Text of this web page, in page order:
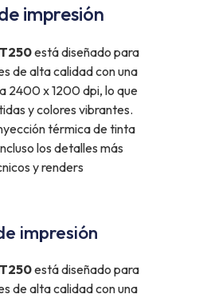
impresión
está diseñado para
de alta calidad con una
2400 x 1200 dpi, lo que
y colores vibrantes.
térmica de tinta
los detalles más
y renders
impresión
está diseñado para
de alta calidad con una